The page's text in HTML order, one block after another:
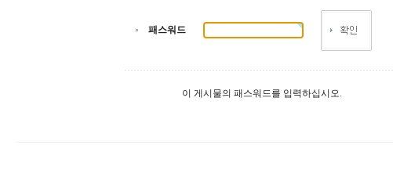
패스워드
이 게시물의 패스워드를 입력하십시오.